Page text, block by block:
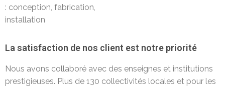
: conception, fabrication,
installation
La satisfaction de nos client est notre priorité
Nous avons collaboré avec des enseignes et institutions
prestigieuses. Plus de 130 collectivités locales et pour les